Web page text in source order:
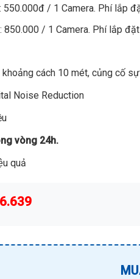
550.000đ / 1 Camera. Phí lắp
850.000 / 1 Camera. Phí lắp
cách 10 mét, củng cố
Noise Reduction
vòng 24h.
quả